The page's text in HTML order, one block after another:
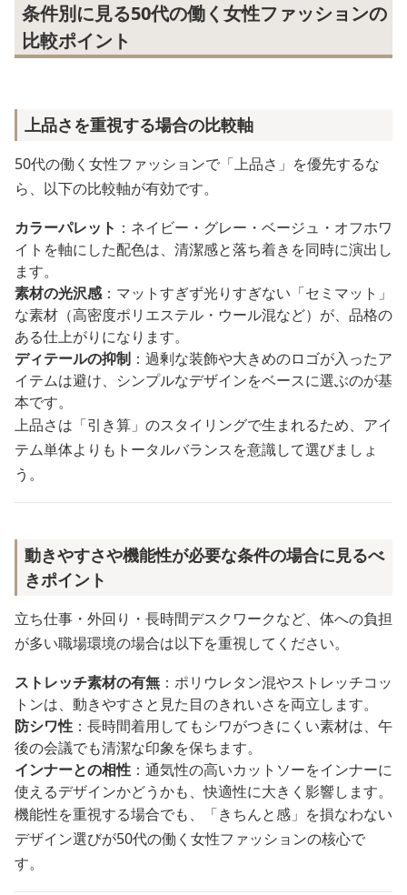
条件別に見る50代の働く女性ファッションの
比較ポイント
上品さを重視する場合の比較軸
50代の働く女性ファッションで「上品さ」を優先するな
ら、以下の比較軸が有効です。
カラーパレット ：ネイビー・グレー・ベージュ・オフホワ
イトを軸にした配色は、清潔感と落ち着きを同時に演出し
ます。
素材の光沢感：マットすぎず光りすぎない「セミマット」
な素材（高密度ポリエステル・ウール混など）が、品格の
ある仕上がりになります。
ディテールの抑制 ：過剰な装飾や大きめのロゴが入ったア
イテムは避け、シンプルなデザインをベースに選ぶのが基
本です。
上品さは「引き算」のスタイリングで生まれるため、アイ
テム単体よりもトータルバランスを意識して選びましょ
う。
動きやすさや機能性が必要な条件の場合に見るべ
きポイント
立ち仕事・外回り・長時間デスクワークなど、体への負担
が多い職場環境の場合は以下を重視してください。
ストレッチ素材の有無 ：ポリウレタン混やストレッチコッ
トンは、動きやすさと見た目のきれいさを両立します。
防シワ性 ：長時間着用してもシワがつきにくい素材は、午
後の会議でも清潔な印象を保ちます。
インナーとの相性 ：通気性の高いカットソーをインナーに
使えるデザインかどうかも、快適性に大きく影響します。
機能性を重視する場合でも、「きちんと感」を損なわない
デザイン選びが50代の働く女性ファッションの核心で
す。